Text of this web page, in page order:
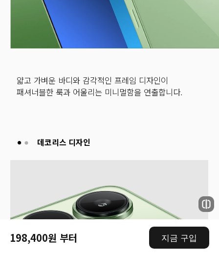
198,400원 부터 지금 구입
얇고 가벼운 바디와 감각적인 프레임 디자인이
패셔너블한 룩과 어울리는 미니멀함을 연출합니다.